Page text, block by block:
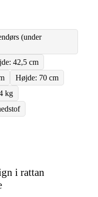
i rattan
(under
42,5 cm
Højde: 70 cm
kg